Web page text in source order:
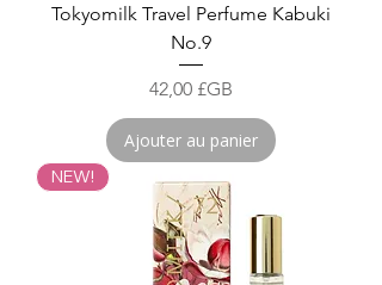
Tokyomilk Travel Perfume Kabuki
No.9
Prix
42,00 £GB
Ajouter au panier
NEW!